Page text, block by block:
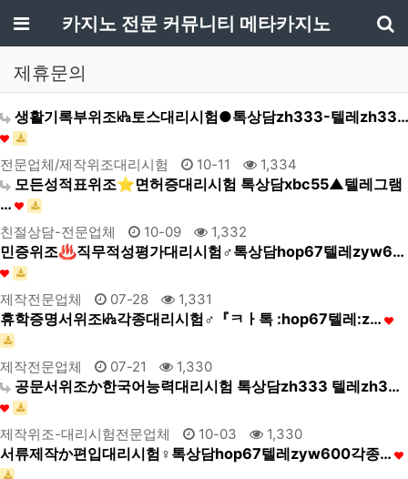
메뉴카지노 전문 커뮤니티 메타카지노
제휴문의
생활기록부위조㎪토스대리시험●톡상담zh333-텔레zh33…
전문업체/제작위조대리시험 10-11 1,334
모든성적표위조⭐면허증대리시험 톡상담xbc55▲텔레그램
…
친절상담-전문업체 10-09 1,332
민증위조♨직무적성평가대리시험♂톡상담hop67텔레zyw6…
제작전문업체 07-28 1,331
휴학증명서위조㎪각종대리시험♂『ㅋㅏ톡 :hop67텔레:z…
제작전문업체 07-21 1,330
공문서위조か한국어능력대리시험 톡상담zh333 텔레zh3…
제작위조-대리시험전문업체 10-03 1,330
서류제작か편입대리시험♀톡상담hop67텔레zyw600각종…